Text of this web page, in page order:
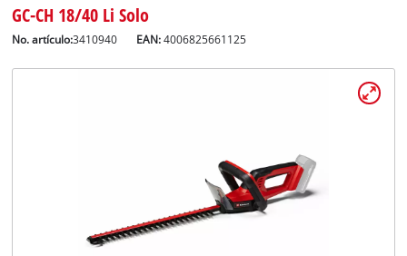
GC-CH 18/40 Li Solo
No. artículo:3410940 EAN:4006825661125